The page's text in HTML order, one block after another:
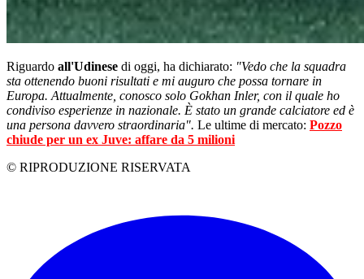
Riguardo all'Udinese di oggi, ha dichiarato: "Vedo che la squadra
sta ottenendo buoni risultati e mi auguro che possa tornare in
Europa. Attualmente, conosco solo Gokhan Inler, con il quale ho
condiviso esperienze in nazionale. È stato un grande calciatore ed è
una persona davvero straordinaria". Le ultime di mercato: Pozzo
chiude per un ex Juve: affare da 5 milioni
© RIPRODUZIONE RISERVATA